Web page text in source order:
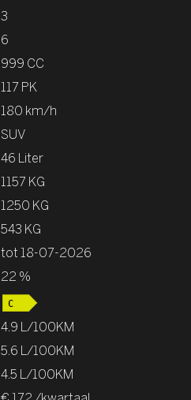
3
6
999 CC
117 PK
180 km/h
SUV
46 Liter
1157 KG
1250 KG
543 KG
tot 18-07-2026
22 %
4.9 L/100KM
5.6 L/100KM
4.5 L/100KM